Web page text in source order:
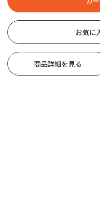
お気に
商品詳細を見る